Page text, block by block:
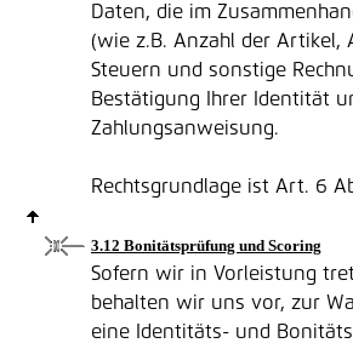
Daten, die im
(wie z.B. Anzahl der Artikel,
Steuern und sonstige
Bestätigung Ihrer Identität
Zahlungsanweisung.
Rechtsgrundlage ist Art. 6
3.12 Bonitätsprüfung und Scoring
Sofern wir in Vorleistung
behalten wir uns vor, zur
eine Identitäts- und